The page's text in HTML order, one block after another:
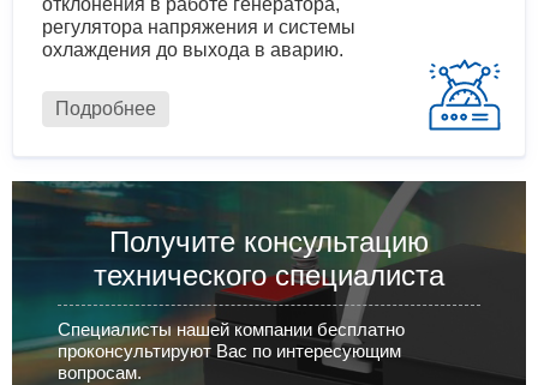
отклонения в работе генератора,
регулятора напряжения и системы
охлаждения до выхода в аварию.
Подробнее
Получите консультацию
технического специалиста
Специалисты нашей компании бесплатно
проконсультируют Вас по интересующим
вопросам.